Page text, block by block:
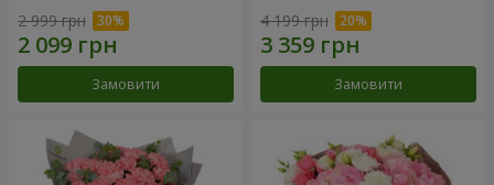
2 999 грн
Замовити
4 199 грн
Замовити